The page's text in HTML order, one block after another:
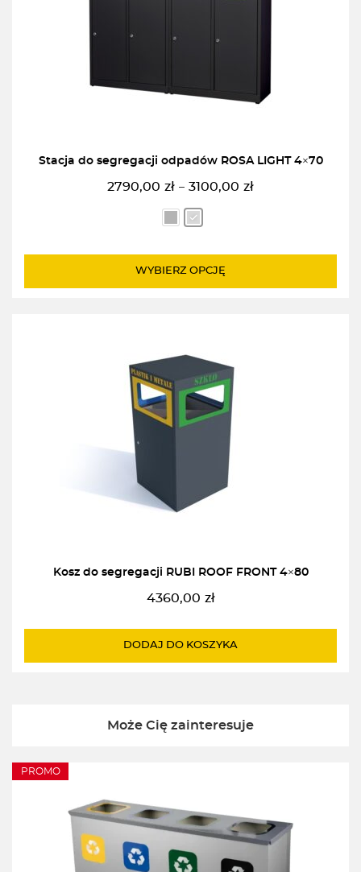
Stacja do segregacji odpadów ROSA LIGHT 4×70
2790,00 zł – 3100,00 zł
Zakres
cen:
od
do
WYBIERZ OPCJĘ
Kosz do segregacji RUBI ROOF FRONT 4×80
4360,00 zł
DODAJ DO KOSZYKA
Może Cię zainteresuje
PROMO